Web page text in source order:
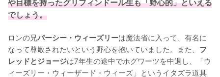
や目標を持ったグリフィンドール生も「野心的」といえる
でしょう。
ロンの兄パーシー・ウィーズリーは魔法省に入って、有名に
なって尊敬されたいという野心を抱いていました。また、 フ
レッドとジョージは7年生の途中でホグワーツを中退し、「ウ
ィーズリー・ウィーザード・ウィーズ」というイタズラ道具